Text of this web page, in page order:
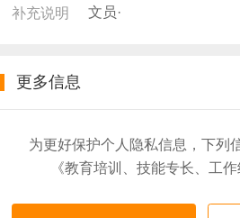
补充说明
文员·
更多信息
为更好保护个人隐私信息，下列
《教育培训、技能专长、工